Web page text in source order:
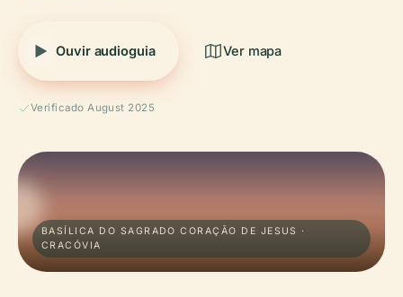
Ouvir audioguia Ver mapa
Verificado August 2025
BASÍLICA DO SAGRADO CORAÇÃO DE JESUS ·
CRACÓVIA